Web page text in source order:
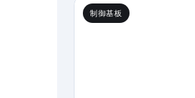
制御基板